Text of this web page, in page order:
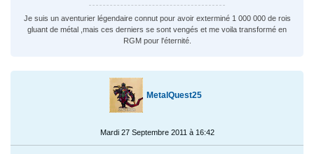
Je suis un aventurier légendaire connut pour avoir exterminé 1 000 000 de rois
gluant de métal ,mais ces derniers se sont vengés et me voila transformé en
RGM pour l'éternité.
MetalQuest25
Mardi 27 Septembre 2011 à 16:42